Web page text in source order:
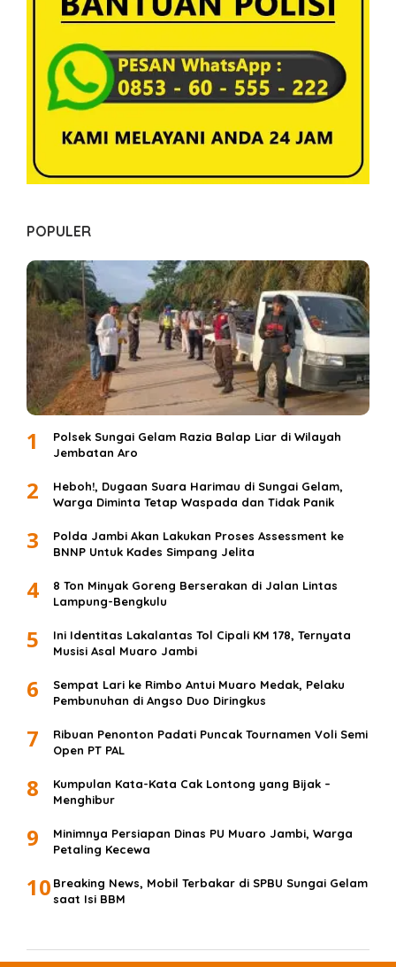
POPULER
1
Polsek Sungai Gelam Razia Balap Liar di Wilayah
Jembatan Aro
2
Heboh!, Dugaan Suara Harimau di Sungai Gelam,
Warga Diminta Tetap Waspada dan Tidak Panik
3
Polda Jambi Akan Lakukan Proses Assessment ke
BNNP Untuk Kades Simpang Jelita
4
8 Ton Minyak Goreng Berserakan di Jalan Lintas
Lampung-Bengkulu
5
Ini Identitas Lakalantas Tol Cipali KM 178, Ternyata
Musisi Asal Muaro Jambi
6
Sempat Lari ke Rimbo Antui Muaro Medak, Pelaku
Pembunuhan di Angso Duo Diringkus
7
Ribuan Penonton Padati Puncak Tournamen Voli Semi
Open PT PAL
8
Kumpulan Kata-Kata Cak Lontong yang Bijak –
Menghibur
9
Minimnya Persiapan Dinas PU Muaro Jambi, Warga
Petaling Kecewa
10 Breaking News, Mobil Terbakar di SPBU Sungai Gelam
saat Isi BBM